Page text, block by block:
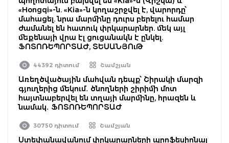
«Hongqi»-ն. «Kia»-ն կողաշրջվել է, վարորդը՝
մահացել. նրա մարմինը դուրս բերելու համար
ժամանել են հատուկ փրկարարներ. մեկ այլ
մեքենայի վրա էլ ցուցանակն է ընկել.
ՖՈՏՈՌԵՊՈՐՏԱԺ, ՏԵՍԱՆՅՈւԹ
44392 դիտում Շամշյան
Առեղծվածային մահվան դեպք՝ Շիրակի մարզի
գյուղերից մեկում․ ծնողների շիրիմի մոտ
հայտնաբերվել են տղայի մարմինը, հրազեն և
նամակ․ ՖՈՏՈՌԵՊՈՐՏԱԺ
30750 դիտում Շամշյան
Ստեփանավանում փրկարարների պրոֆեսիոնալ